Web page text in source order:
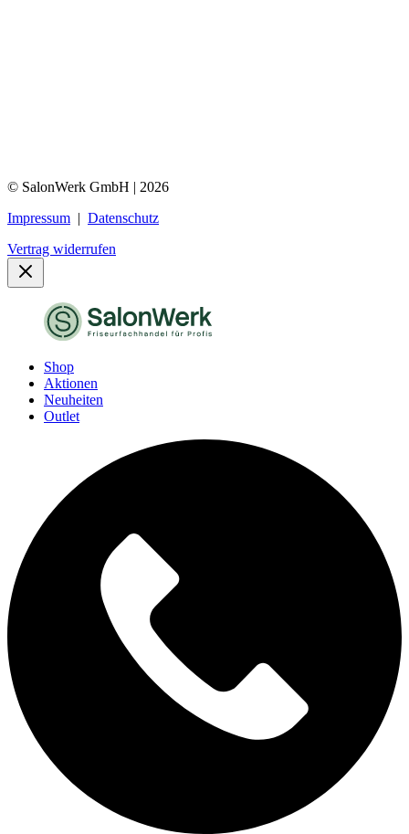
© SalonWerk GmbH | 2026
Impressum | Datenschutz
Vertrag widerrufen
Shop
Aktionen
Neuheiten
Outlet